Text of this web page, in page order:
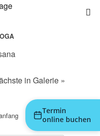
Termin
online buchen
in Galerie »